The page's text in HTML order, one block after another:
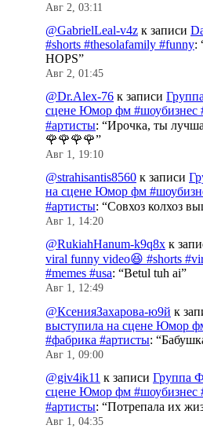
Авг 2, 03:11
@GabrielLeal-v4z к записи
#shorts #thesolafamily #funny:
HOPS”
Авг 2, 01:45
@Dr.Alex-76 к записи
сцене Юмор фм #шоубизнес
#артисты: “Ирочка, ты
🌹🌹🌹🌹”
Авг 1, 19:10
@strahisantis8560 к записи
на сцене Юмор фм
#артисты: “Совхоз колхоз
Авг 1, 14:20
@RukiahHanum-k9q8x к
viral funny video😆 #shorts
#memes #usa: “Betul tuh ai”
Авг 1, 12:49
@КсенияЗахарова-ю9й к
выступила на сцене Юмор
#фабрика #артисты: “
Авг 1, 09:00
@giv4ik11 к записи Группа
сцене Юмор фм #шоубизнес
#артисты: “Потрепала их
Авг 1, 04:35